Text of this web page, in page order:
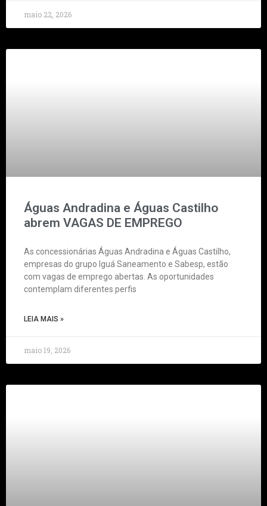
maio 22, 2026
Águas Andradina e Águas Castilho
abrem VAGAS DE EMPREGO
As concessionárias Águas Andradina e Águas Castilho,
empresas do grupo Iguá Saneamento e Sabesp, estão
com vagas de emprego abertas. As oportunidades
contemplam diferentes perfis
LEIA MAIS »
maio 19, 2026